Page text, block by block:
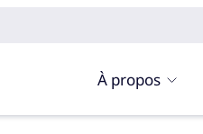
À propos